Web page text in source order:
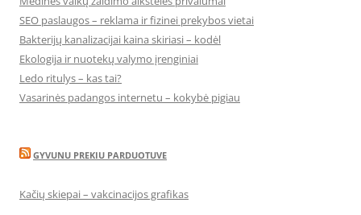
SEO paslaugos – reklama ir fizinei prekybos vietai
Bakterijų kanalizacijai kaina skiriasi – kodėl
Ekologija ir nuotekų valymo įrenginiai
Ledo ritulys – kas tai?
Vasarinės padangos internetu – kokybė pigiau
GYVUNU PREKIU PARDUOTUVE
Kačių skiepai – vakcinacijos grafikas